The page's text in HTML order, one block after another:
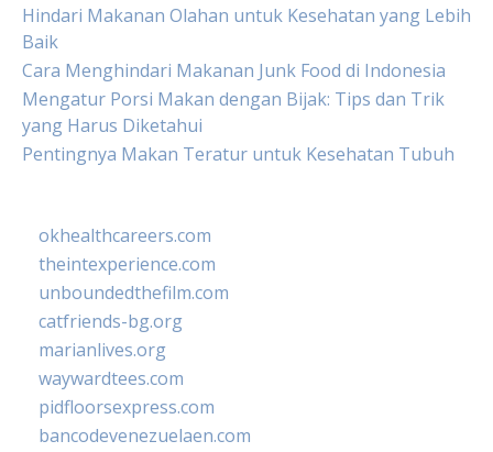
Hindari Makanan Olahan untuk Kesehatan yang Lebih
Baik
Cara Menghindari Makanan Junk Food di Indonesia
Mengatur Porsi Makan dengan Bijak: Tips dan Trik
yang Harus Diketahui
Pentingnya Makan Teratur untuk Kesehatan Tubuh
okhealthcareers.com
theintexperience.com
unboundedthefilm.com
catfriends-bg.org
marianlives.org
waywardtees.com
pidfloorsexpress.com
bancodevenezuelaen.com